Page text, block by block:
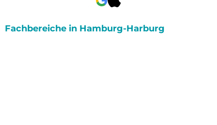
Fachbereiche in Hamburg-Harburg